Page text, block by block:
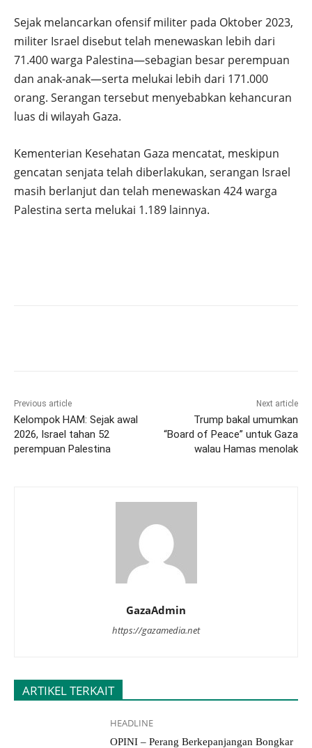
Sejak melancarkan ofensif militer pada Oktober 2023,
militer Israel disebut telah menewaskan lebih dari
71.400 warga Palestina—sebagian besar perempuan
dan anak-anak—serta melukai lebih dari 171.000
orang. Serangan tersebut menyebabkan kehancuran
luas di wilayah Gaza.
Kementerian Kesehatan Gaza mencatat, meskipun
gencatan senjata telah diberlakukan, serangan Israel
masih berlanjut dan telah menewaskan 424 warga
Palestina serta melukai 1.189 lainnya.
Previous article
Kelompok HAM: Sejak awal
2026, Israel tahan 52
perempuan Palestina
Next article
Trump bakal umumkan
“Board of Peace” untuk Gaza
walau Hamas menolak
GazaAdmin
https://gazamedia.net
ARTIKEL TERKAIT
HEADLINE
OPINI – Perang Berkepanjangan Bongkar